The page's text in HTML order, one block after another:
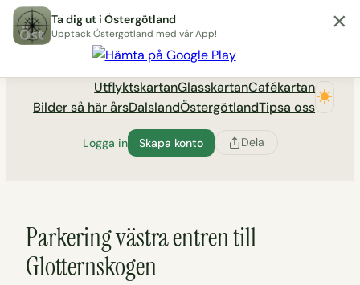
Hoppa
till
Utflyktsportalen tadigut.nu
UtflyktskartanGlasskartanCafékartan
Bilder så här årsDalslandÖstergötlandTipsa oss
Logga in Skapa konto Dela
Parkering västra entren till
Glotternskogen
Ta dig ut i Östergötland
Upptäck Östergötland med vår App! ×